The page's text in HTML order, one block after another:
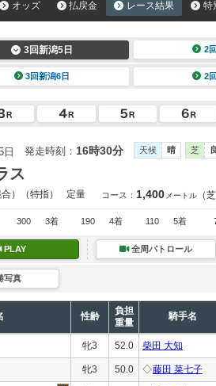
オッズ 払戻金 レース結果 特
3回新潟5日 2
3回新潟6日 2
日 発走時刻： 16時30分 天候 晴 芝
ス
合）（特指） 定量 コース： 1,400 メートル （
300 3着 190 4着 110 5着
PLAY 全周パトロール
写真
性齢
負担
重量
騎手名
牝3 52.0 柴田 大知
牝3 50.0 ◇藤田 菜七子